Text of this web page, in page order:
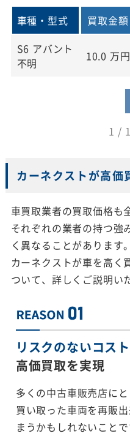
車種・型式 買取金額
S6 アバント
不明
10.0 万円
1 /
カーネクストが高価
車買取業者の買取価格も
それぞれの業者の持つ強
く異なることがあります。
カーネクストが車を高く
ついて、詳しくご説明い
リスクのないコス
高価買取を実現
多くの中古車販売店に
買い取った車両を再販
まうかもしれないこと